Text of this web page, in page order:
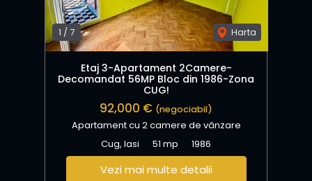
1 / 7 Harta
Etaj 3-Apartament 2Camere-
Decomandat 56MP Bloc din 1986-Zona
CUG!
92,000 € (negociabil)
Apartament cu 2 camere de vânzare
Cug, Iasi
51 mp 1986
Vezi mai multe detalii